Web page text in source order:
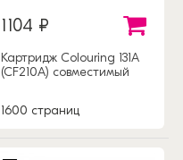
1104 ₽
Картридж Colouring 131A
(CF210A) совместимый
1600 страниц